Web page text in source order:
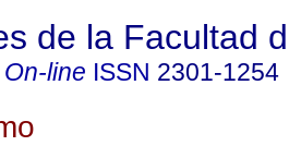
de la Facultad
line ISSN 2301-1254